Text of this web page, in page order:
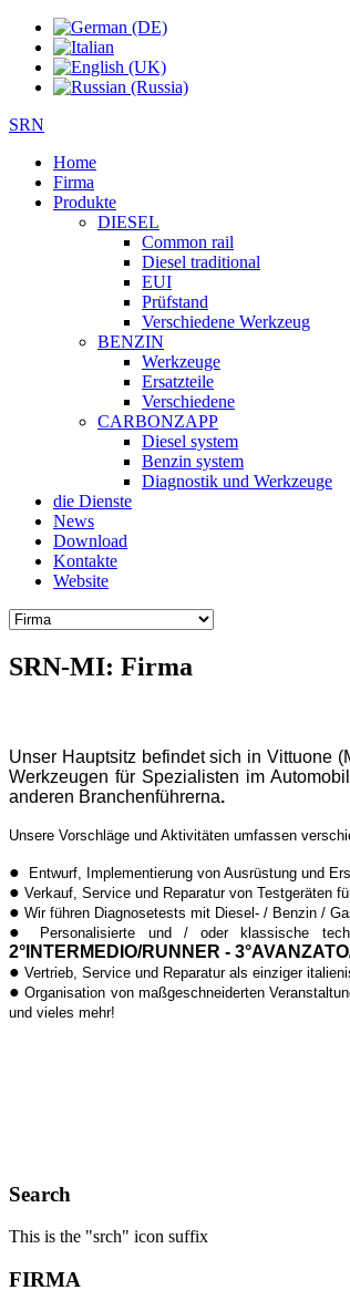
SRN
Home
Firma
Produkte
DIESEL
Common rail
Diesel traditional
EUI
Prüfstand
Verschiedene Werkzeug
BENZIN
Werkzeuge
Ersatzteile
Verschiedene
CARBONZAPP
Diesel system
Benzin system
Diagnostik und Werkzeuge
die Dienste
News
Download
Kontakte
Website
SRN-MI: Firma
Unser Hauptsitz befindet sich in Vittuone
Werkzeugen für Spezialisten im
anderen Branchenführerna.
Unsere Vorschläge und Aktivitäten umfassen
● Entwurf, Implementierung von Ausrüstung und
● Verkauf, Service und Reparatur von Testgeräten
● Wir führen Diagnosetests mit Diesel- / Benzin /
● Personalisierte und / oder klassische
2°INTERMEDIO/RUNNER -
● Vertrieb, Service und Reparatur als einziger
●Organisation von maßgeschneiderten
und vieles mehr!
Search
This is the "srch" icon suffix
FIRMA